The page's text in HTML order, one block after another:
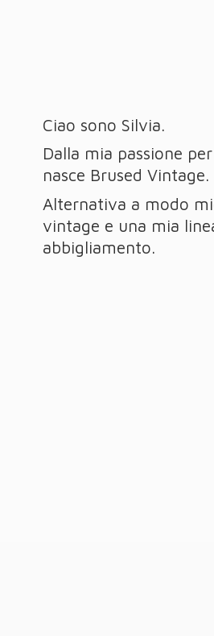
Ciao sono Silvia.
Dalla mia passione
nasce Brused Vintage.
Alternativa a modo
vintage e una mia
abbigliamento.